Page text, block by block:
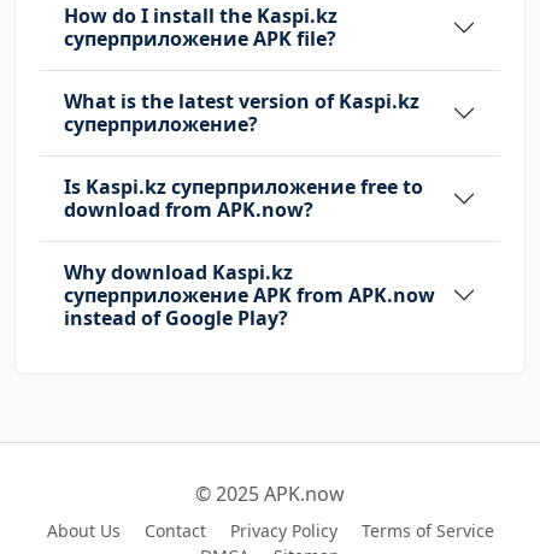
How do I install the Kaspi.kz
суперприложение APK file?
What is the latest version of Kaspi.kz
суперприложение?
Is Kaspi.kz суперприложение free to
download from APK.now?
Why download Kaspi.kz
суперприложение APK from APK.now
instead of Google Play?
© 2025 APK.now
About Us Contact Privacy Policy
Terms of Service